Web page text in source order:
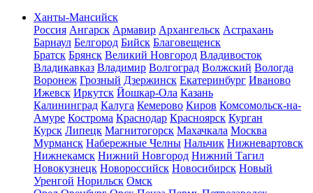
Ханты-Мансийск
Россия Ангарск Армавир Архангельск Астрахань
Барнаул Белгород Бийск Благовещенск
Братск Брянск Великий Новгород Владивосток
Владикавказ Владимир Волгоград Волжский Вологда
Воронеж Грозный Дзержинск Екатеринбург Иваново
Ижевск Иркутск Йошкар-Ола Казань
Калининград Калуга Кемерово Киров Комсомольск-на-
Амуре Кострома Краснодар Красноярск Курган
Курск Липецк Магнитогорск Махачкала Москва
Мурманск Набережные Челны Нальчик Нижневартовск
Нижнекамск Нижний Новгород Нижний Тагил
Новокузнецк Новороссийск Новосибирск Новый
Уренгой Норильск Омск